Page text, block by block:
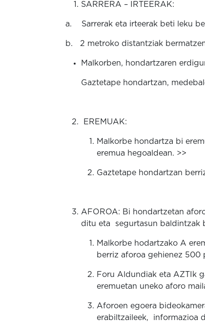
SARRERA – IRTEERAK:
a. Sarrerak eta irteerak beti leku
b. 2 metroko distantziak
Malkorben, hondartzaren
Gaztetape hondartzan,
EREMUAK:
Malkorbe hondartza bi
eremua hegoaldean. >>
Gaztetape hondartzan
AFOROA: Bi hondartzetan
ditu eta segurtasun baldintzak
Malkorbe hodartzako A
berriz aforoa gehienez 500
Foru Aldundiak eta AZTIk
eremuetan uneko aforo
Aforoen egoera
erabiltzaileek, informazioa